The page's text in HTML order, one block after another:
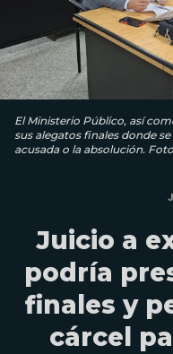
El Ministerio Público, así
sus alegatos finales donde
acusada o la absolución.
Juicio a
podría
finales y
cárcel